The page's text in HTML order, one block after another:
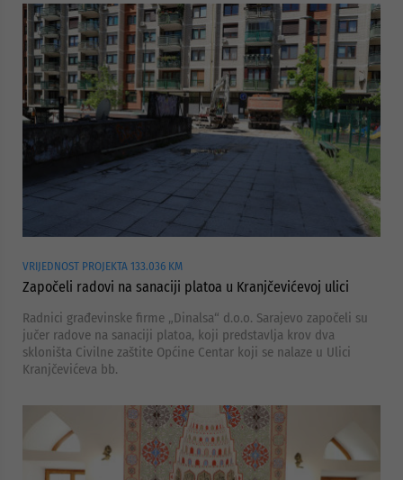
VRIJEDNOST PROJEKTA 133.036 KM
Započeli radovi na sanaciji platoa u Kranjčevićevoj ulici
Radnici građevinske firme „Dinalsa“ d.o.o. Sarajevo započeli su
jučer radove na sanaciji platoa, koji predstavlja krov dva
skloništa Civilne zaštite Općine Centar koji se nalaze u Ulici
Kranjčevićeva bb.